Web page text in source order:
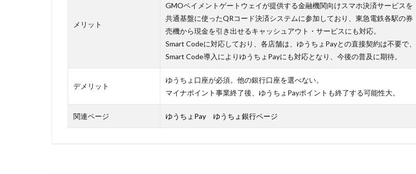
メリット
GMOペイメントゲートウェイが提供する金融機関向けスマホ決済サービスを
共通基盤に使ったQRコード決済システムに参加しており、東急電鉄各駅の券
売機から現金を引き出せるキャッシュアウト・サービスにも対応。
Smart Codeに対応しており、各店舗は、ゆうちょPayとの直接契約は不要で、
Smart Code導入によりゆうちょPayにも対応となり、今後の普及に期待。
デメリット
ゆうちょ口座が必須。他の銀行口座を選べない。
マイナポイント事業終了後、ゆうちょPayポイントも終了する可能性大。
関連ページ ゆうちょPay ゆうちょ銀行ページ